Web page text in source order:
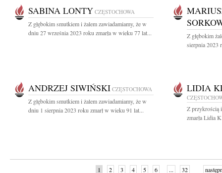
SABINA LONTY CZĘSTOCHOWA
Z głębokim smutkiem i żalem zawiadamiamy, że w
dniu 27 września 2023 roku zmarła w wieku 77 lat...
Z głębokim
sierpnia 2023
ANDRZEJ SIWIŃSKI CZĘSTOCHOWA
Z głębokim smutkiem i żalem zawiadamiamy, że w
dniu 1 sierpnia 2023 roku zmarł w wieku 91 lat...
LIDIA
Z przykrością
zmarła Lidia
1 2 3 4 5 6 ... 32